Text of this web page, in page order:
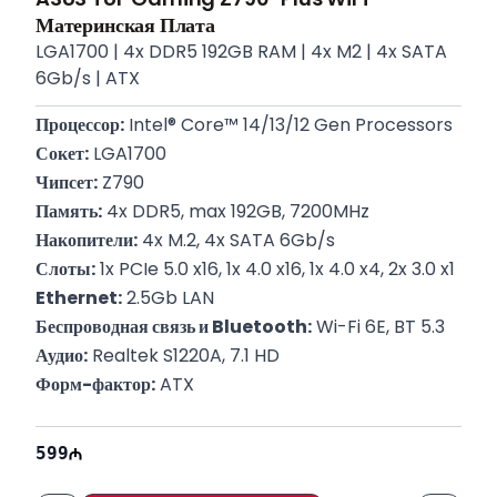
Материнская Плата
LGA1700 | 4x DDR5 192GB RAM | 4x M2 | 4x SATA
6Gb/s | ATX
Процессор: Intel® Core™ 14/13/12 Gen Processors
Сокет: LGA1700
Чипсет: Z790
Память: 4x DDR5, max 192GB, 7200MHz
Накопители: 4x M.2, 4x SATA 6Gb/s
Слоты: 1x PCIe 5.0 x16, 1x 4.0 x16, 1x 4.0 x4, 2x 3.0 x1
Ethernet: 2.5Gb LAN
Беспроводная связь и Bluetooth: Wi-Fi 6E, BT 5.3
Аудио: Realtek S1220A, 7.1 HD
Форм-фактор: ATX
599